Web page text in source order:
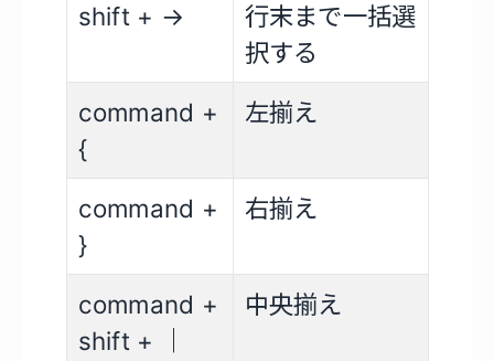
shift + →
行末まで一括選
択する
command +
{
左揃え
command +
}
右揃え
command +
shift + ｜
中央揃え